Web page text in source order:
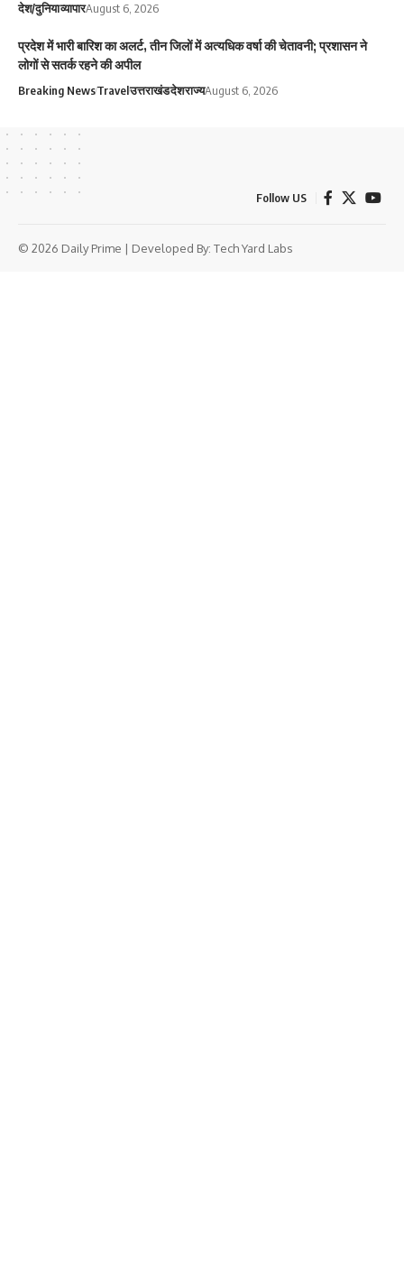
देश/दुनियाव्यापारAugust 6, 2026
प्रदेश में भारी बारिश का अलर्ट, तीन जिलों में अत्यधिक वर्षा की चेतावनी; प्रशासन ने
लोगों से सतर्क रहने की अपील
Breaking NewsTravelउत्तराखंडदेशराज्यAugust 6, 2026
Follow US
© 2026 Daily Prime | Developed By: Tech Yard Labs